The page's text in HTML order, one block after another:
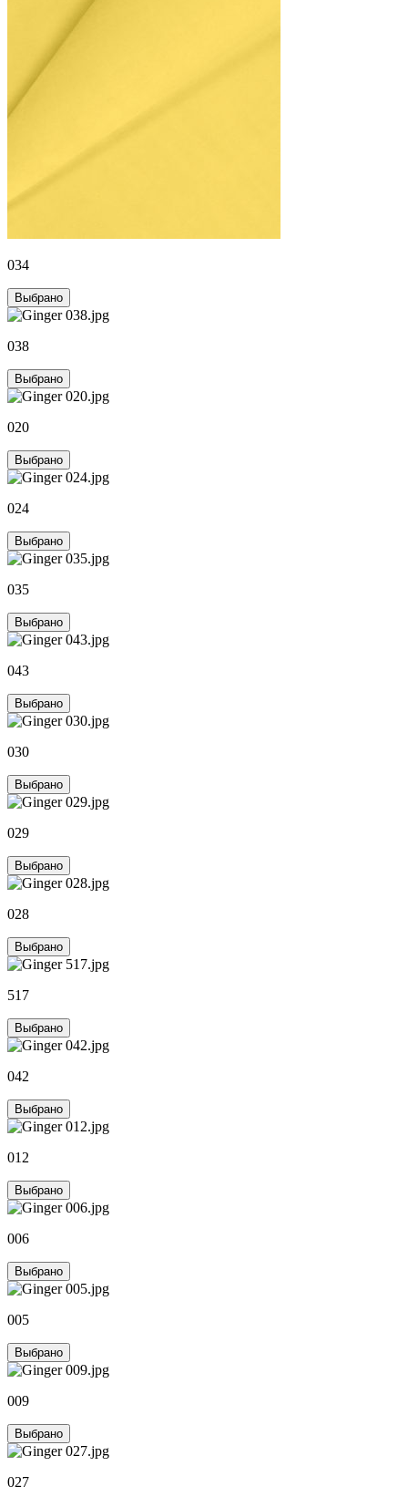
034
Выбрано
038
Выбрано
020
Выбрано
024
Выбрано
035
Выбрано
043
Выбрано
030
Выбрано
029
Выбрано
028
Выбрано
517
Выбрано
042
Выбрано
012
Выбрано
006
Выбрано
005
Выбрано
009
Выбрано
027